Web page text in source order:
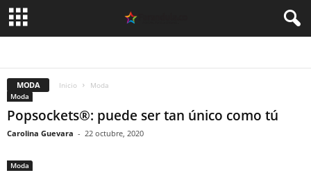
MODA Inicio
Moda
Moda
Popsockets®: puede ser tan único como tú
Carolina Guevara - 22 octubre, 2020
Moda